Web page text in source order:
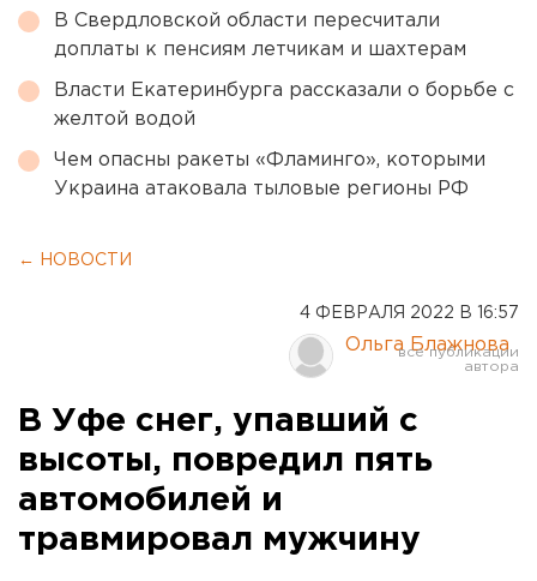
В Свердловской области пересчитали
доплаты к пенсиям летчикам и шахтерам
Власти Екатеринбурга рассказали о борьбе с
желтой водой
Чем опасны ракеты «Фламинго», которыми
Украина атаковала тыловые регионы РФ
← НОВОСТИ
4 ФЕВРАЛЯ 2022 В 16:57
Ольга Блажнова
В Уфе снег, упавший с
высоты, повредил пять
автомобилей и
травмировал мужчину